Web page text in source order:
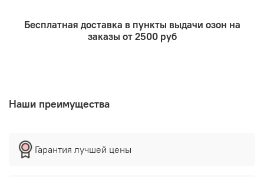
Бесплатная доставка в пункты выдачи озон на
заказы от 2500 руб
Наши преимущества
Гарантия лучшей цены